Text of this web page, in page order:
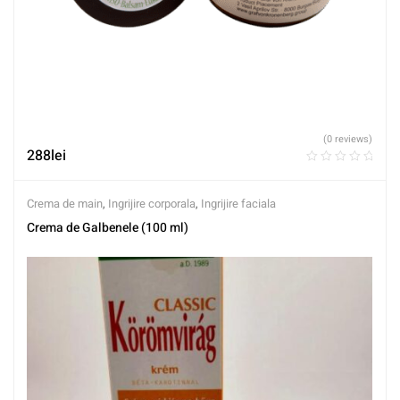
288lei
(0 reviews)
Crema de main, Ingrijire corporala, Ingrijire faciala
Crema de Galbenele (100 ml)